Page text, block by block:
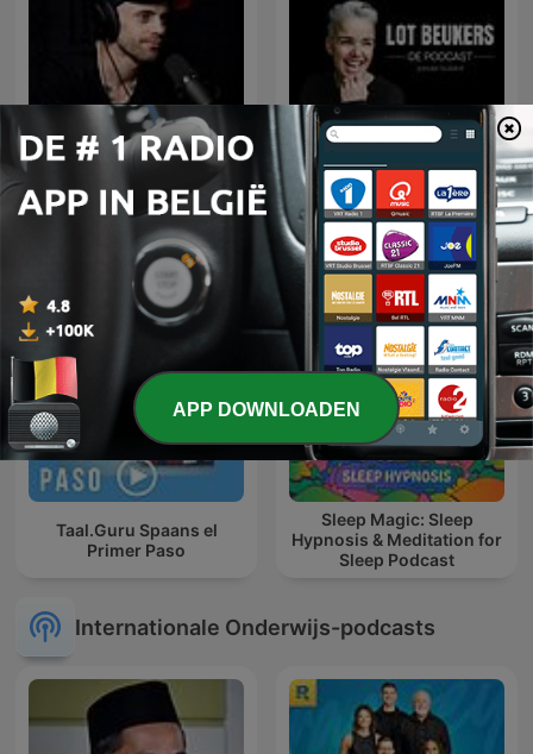
Przemek Górczyk Podcast
Lot Beukers - de podcast
zonder bullshit!
Taal.Guru Spaans el
Primer Paso
Sleep Magic: Sleep
Hypnosis & Meditation for
Sleep Podcast
Internationale Onderwijs-podcasts
APP DOWNLOADEN